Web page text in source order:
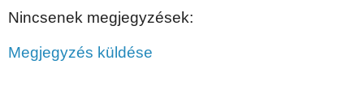
Nincsenek megjegyzések:
Megjegyzés küldése